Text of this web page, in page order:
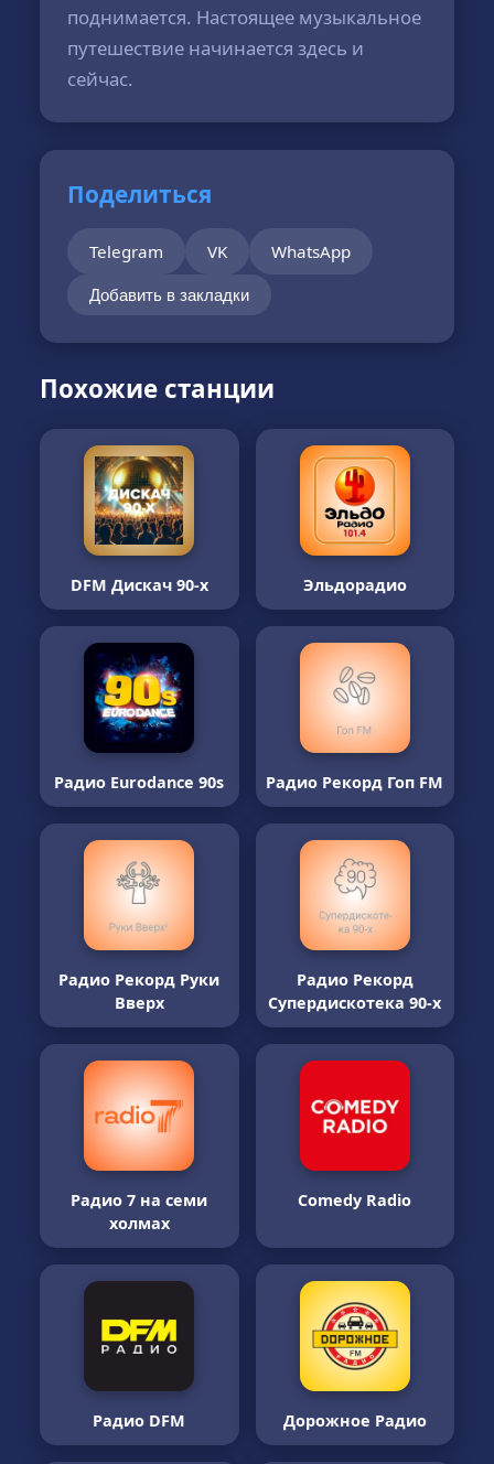
поднимается. Настоящее музыкальное
путешествие начинается здесь и
сейчас.
Поделиться
Telegram VK WhatsApp
Добавить в закладки
Похожие станции
DFM Дискач 90-х Эльдорадио
Радио Eurodance 90s Радио Рекорд Гоп FM
Радио Рекорд Руки
Вверх
Радио Рекорд
Супердискотека 90-х
Радио 7 на семи
холмах
Comedy Radio
Радио DFM Дорожное Радио